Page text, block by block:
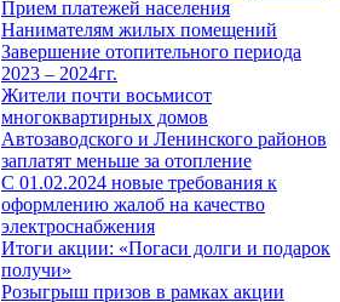
Прием платежей населения
Нанимателям жилых помещений
Завершение отопительного периода
2023 – 2024гг.
Жители почти восьмисот
многоквартирных домов
Автозаводского и Ленинского районов
заплатят меньше за отопление
С 01.02.2024 новые требования к
оформлению жалоб на качество
электроснабжения
Итоги акции: «Погаси долги и подарок
получи»
Розыгрыш призов в рамках акции